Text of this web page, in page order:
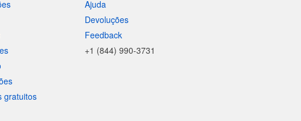
gratuitos
Ajuda
Devoluções
Feedback
+1 (844) 990-3731